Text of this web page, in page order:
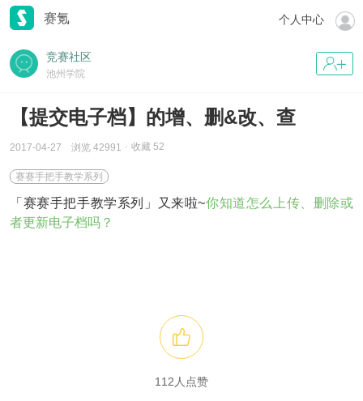
赛氪 个人中心
竞赛社区
池州学院
【提交电子档】的增、删&改、查
2017-04-27 浏览 42991 收藏 52
赛赛手把手教学系列
「赛赛手把手教学系列」又来啦~你知道怎么上传、删除或
者更新电子档吗？
112 人点赞